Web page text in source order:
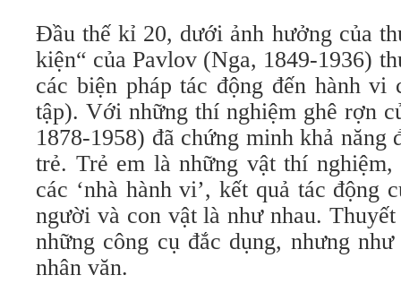
Đầu thế kỉ 20, dưới ảnh hưởng của
kiện“ của Pavlov (Nga, 1849-1936)
các biện pháp tác động đến hành vi
tập). Với những thí nghiệm ghê rợn
1878-1958) đã chứng minh khả năng
trẻ. Trẻ em là những vật thí
các ‘nhà hành vi’, kết quả tác động
người và con vật là như nhau.
những công cụ đắc dụng, nhưng
nhân văn.